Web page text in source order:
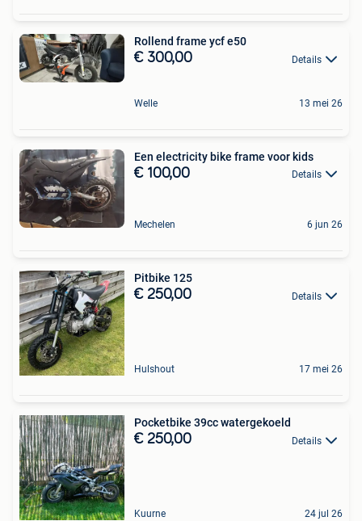
Rollend frame ycf e50
€ 300,00 Details
Welle 13 mei 26
Een electricity bike frame voor kids
€ 100,00 Details
Mechelen 6 jun 26
Pitbike 125
€ 250,00 Details
Hulshout 17 mei 26
Pocketbike 39cc watergekoeld
€ 250,00 Details
Kuurne 24 jul 26